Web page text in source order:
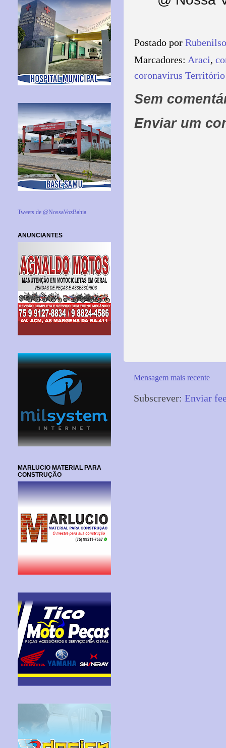
Postado por
Marcadores: Araci,
coronavírus
Sem
Enviar um
Mensagem mais recente
Subscrever: Enviar
Tweets de @NossaVozBahia
ANUNCIANTES
MARLUCIO MATERIAL PARA
CONSTRUÇÃO